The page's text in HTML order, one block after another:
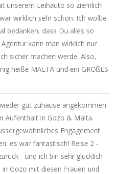
unserem Leihauto so ziemlich
wirklich sehr schön. Ich wollte
bedanken, dass Du alles so
kann man wirklich nur
sicher machen werde. Also,
heiße MALTA und ein GROßES
gut zuhause angekommen
Aufenthalt in Gozo & Malta.
Engagement.
es war fantastisch! Reise 2 -
- und ich bin sehr glücklich
Gozo mit diesen Frauen und